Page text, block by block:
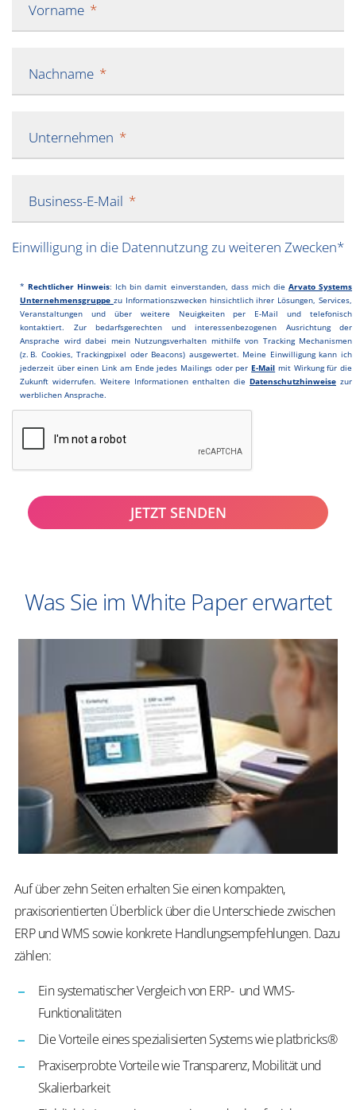
Vorname
Nachname
Unternehmen
Business-E-Mail
Einwilligung in die Datennutzung zu weiteren Zwecken*
*Rechtlicher Hinweis: Ich bin damit einverstanden, dass mich die Arvato Systems
Unternehmensgruppe zu Informationszwecken hinsichtlich ihrer Lösungen, Services,
Veranstaltungen und über weitere Neuigkeiten per E-Mail und telefonisch
kontaktiert. Zur bedarfsgerechten und interessenbezogenen Ausrichtung der
Ansprache wird dabei mein Nutzungsverhalten mithilfe von Tracking Mechanismen
(z. B. Cookies, Trackingpixel oder Beacons) ausgewertet. Meine Einwilligung kann ich
jederzeit über einen Link am Ende jedes Mailings oder perE-Mail mit Wirkung für die
Zukunft widerrufen. Weitere Informationen enthalten die Datenschutzhinweise zur
werblichen Ansprache.
JETZT SENDEN
Was Sie im White Paper erwartet
Auf über zehn Seiten erhalten Sie einen kompakten,
praxisorientierten Überblick über die Unterschiede zwischen
ERP und WMS sowie konkrete Handlungsempfehlungen. Dazu
zählen:
Ein systematischer Vergleich von ERP- und WMS-
Funktionalitäten
Die Vorteile eines spezialisierten Systems wie platbricks®
Praxiserprobte Vorteile wie Transparenz, Mobilität und
Skalierbarkeit